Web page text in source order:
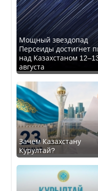
Мощный звездопад
Персеиды достигнет
над Казахстаном
августа
Зачем Казахстану
Курултай?